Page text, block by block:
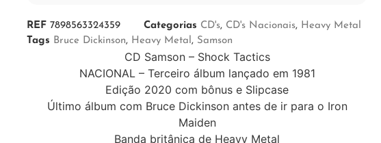
REF7898563324359 Categorias CD's, CD's Nacionais, Heavy Metal
Tags Bruce Dickinson, Heavy Metal , Samson
CD Samson – Shock Tactics
NACIONAL – Terceiro álbum lançado em 1981
Edição 2020 com bônus e Slipcase
Último álbum com Bruce Dickinson antes de ir para o Iron
Maiden
Banda britânica de Heavy Metal